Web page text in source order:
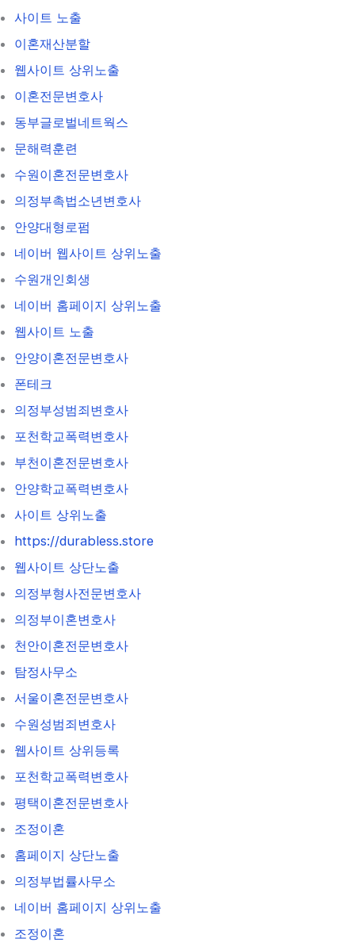
사이트 노출
이혼재산분할
웹사이트 상위노출
이혼전문변호사
동부글로벌네트웍스
문해력훈련
수원이혼전문변호사
의정부촉법소년변호사
안양대형로펌
네이버 웹사이트 상위노출
수원개인회생
네이버 홈페이지 상위노출
웹사이트 노출
안양이혼전문변호사
폰테크
의정부성범죄변호사
포천학교폭력변호사
부천이혼전문변호사
안양학교폭력변호사
사이트 상위노출
https://durabless.store
웹사이트 상단노출
의정부형사전문변호사
의정부이혼변호사
천안이혼전문변호사
탐정사무소
서울이혼전문변호사
수원성범죄변호사
웹사이트 상위등록
포천학교폭력변호사
평택이혼전문변호사
조정이혼
홈페이지 상단노출
의정부법률사무소
네이버 홈페이지 상위노출
조정이혼